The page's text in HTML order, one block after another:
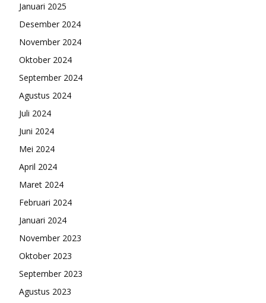
Januari 2025
Desember 2024
November 2024
Oktober 2024
September 2024
Agustus 2024
Juli 2024
Juni 2024
Mei 2024
April 2024
Maret 2024
Februari 2024
Januari 2024
November 2023
Oktober 2023
September 2023
Agustus 2023